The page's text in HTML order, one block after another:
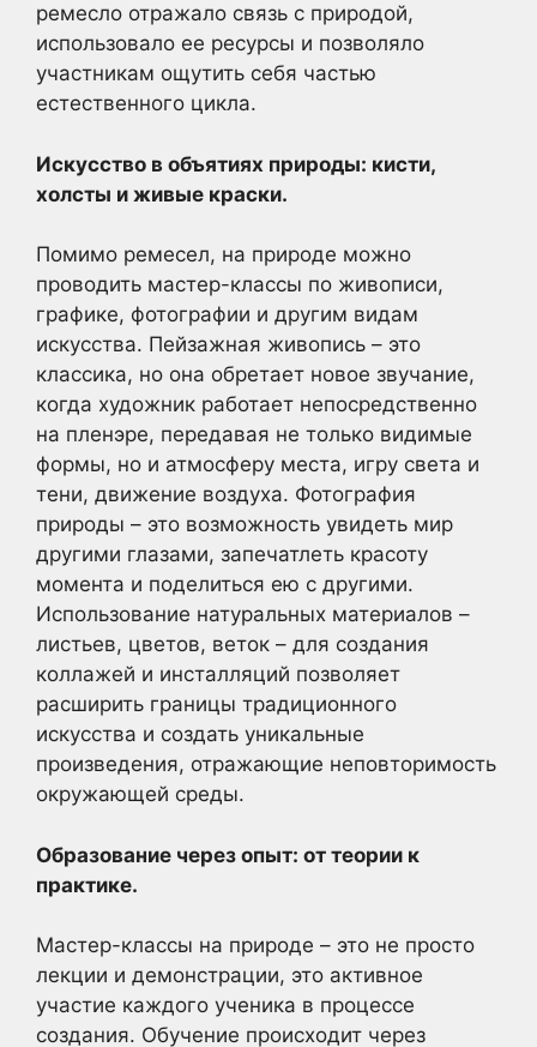
ремесло отражало связь с природой,
использовало ее ресурсы и позволяло
участникам ощутить себя частью
естественного цикла.
Искусство в объятиях природы: кисти,
холсты и живые краски.
Помимо ремесел, на природе можно
проводить мастер-классы по живописи,
графике, фотографии и другим видам
искусства. Пейзажная живопись – это
классика, но она обретает новое звучание,
когда художник работает непосредственно
на пленэре, передавая не только видимые
формы, но и атмосферу места, игру света и
тени, движение воздуха. Фотография
природы – это возможность увидеть мир
другими глазами, запечатлеть красоту
момента и поделиться ею с другими.
Использование натуральных материалов –
листьев, цветов, веток – для создания
коллажей и инсталляций позволяет
расширить границы традиционного
искусства и создать уникальные
произведения, отражающие неповторимость
окружающей среды.
Образование через опыт: от теории к
практике.
Мастер-классы на природе – это не просто
лекции и демонстрации, это активное
участие каждого ученика в процессе
создания. Обучение происходит через